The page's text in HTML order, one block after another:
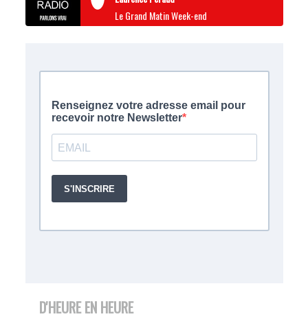
Le Grand Matin Week-end
D'HEURE EN HEURE